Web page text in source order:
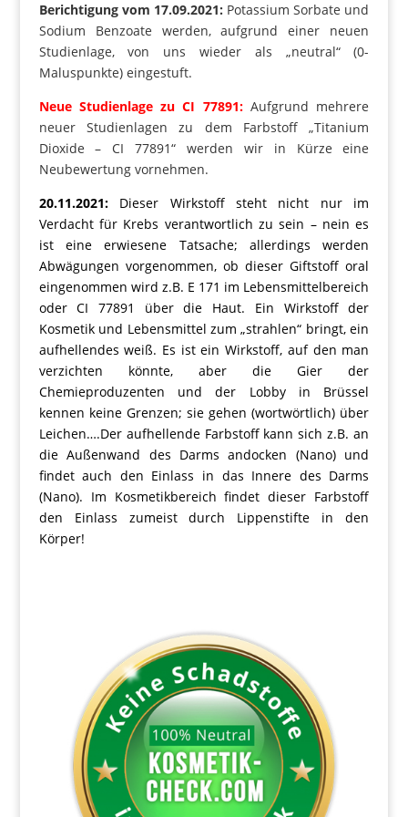
Berichtigung vom 17.09.2021: Potassium Sorbate und
Sodium Benzoate werden, aufgrund einer neuen
Studienlage, von uns wieder als „neutral“ (0-
Maluspunkte) eingestuft.
Neue Studienlage zu CI 77891:Aufgrund mehrere
neuer Studienlagen zu dem Farbstoff „Titanium
Dioxide – CI 77891“ werden wir in Kürze eine
Neubewertung vornehmen.
20.11.2021:Dieser Wirkstoff steht nicht nur im
Verdacht für Krebs verantwortlich zu sein – nein es
ist eine erwiesene Tatsache; allerdings werden
Abwägungen vorgenommen, ob dieser Giftstoff oral
eingenommen wird z.B. E 171 im Lebensmittelbereich
oder CI 77891 über die Haut. Ein Wirkstoff der
Kosmetik und Lebensmittel zum „strahlen“ bringt, ein
aufhellendes weiß. Es ist ein Wirkstoff, auf den man
verzichten könnte, aber die Gier der
Chemieproduzenten und der Lobby in Brüssel
kennen keine Grenzen; sie gehen (wortwörtlich) über
Leichen….Der aufhellende Farbstoff kann sich z.B. an
die Außenwand des Darms andocken (Nano) und
findet auch den Einlass in das Innere des Darms
(Nano). Im Kosmetikbereich findet dieser Farbstoff
den Einlass zumeist durch Lippenstifte in den
Körper!